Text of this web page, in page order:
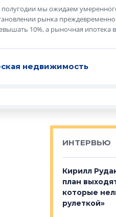
мы ожидаем
рынка
10%, а рыночная ипотека
недвижимость
ИНТЕРВЬЮ
Кирилл
план
которые
рулеткой»